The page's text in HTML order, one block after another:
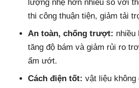
lượng nhẹ hơn nhiều so với
thi công thuận tiện, giảm tải
An toàn, chống trượt: nhiều
tăng độ bám và giảm rủi ro
ẩm ướt.
Cách điện tốt: vật liệu không